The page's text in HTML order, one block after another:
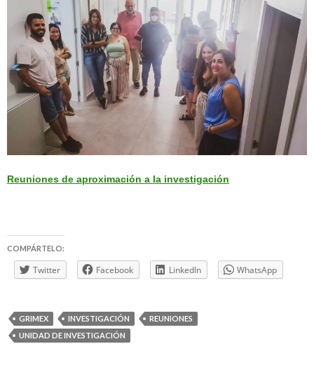
Reuniones de aproximación a la investigación
COMPÁRTELO:
Twitter Facebook LinkedIn WhatsApp
GRIMEX INVESTIGACIÓN
REUNIONES
UNIDAD DE INVESTIGACIÓN